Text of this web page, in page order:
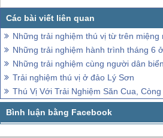
Những trải nghiệm thú vị từ trên miệng
Những trải nghiệm hành trình tháng 6
Những trải nghiệm cùng người dân
Trải nghiệm thú vị ở đảo Lý Sơn
Thú Vị Với Trải Nghiệm Săn Cua, Còng Về